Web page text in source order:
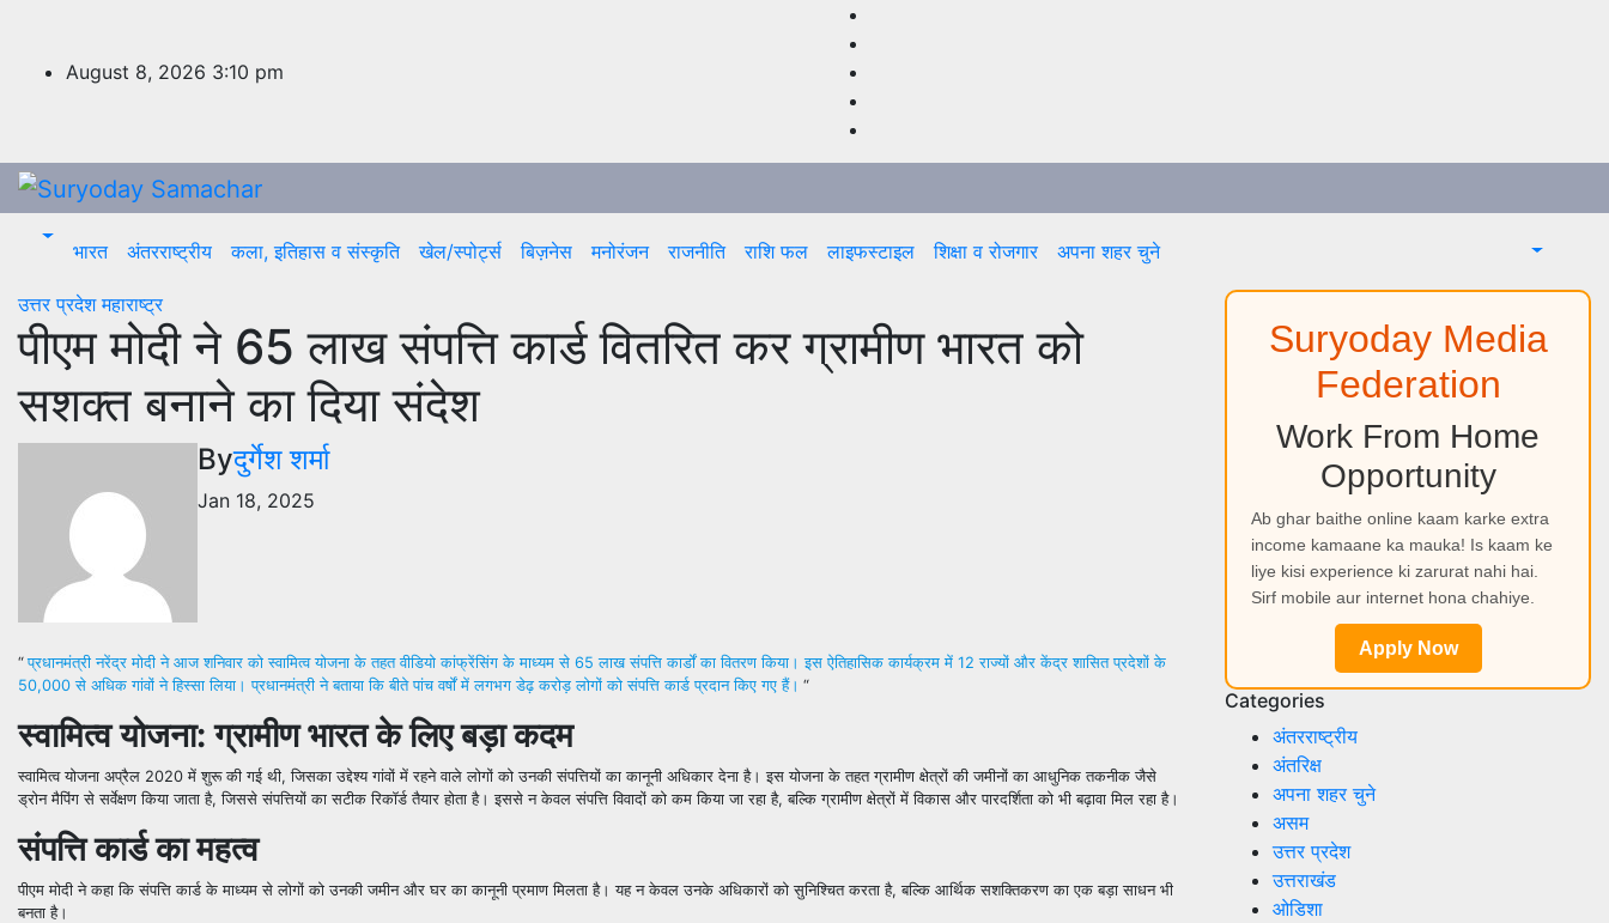
contentAugust 8, 2026 3:10 pm
भारत अंतरराष्ट्रीय कला, इतिहास व संस्कृति खेल/स्पोर्ट्स बिज़नेस मनोरंजन राजनीति राशि फल लाइफस्टाइल शिक्षा व रोजगार अपना शहर चुने
उत्तर प्रदेशमहाराष्ट्र
पीएम मोदी ने 65 लाख संपत्ति कार्ड वितरित कर ग्रामीण भारत को
सशक्त बनाने का दिया संदेश
Byदुर्गेश शर्मा
Jan 18, 2025
“प्रधानमंत्री नरेंद्र मोदी ने आज शनिवार को स्वामित्व योजना के तहत वीडियो कांफ्रेंसिंग के माध्यम से 65 लाख संपत्ति कार्डों का वितरण किया। इस ऐतिहासिक कार्यक्रम में 12 राज्यों और केंद्र शासित प्रदेशों के
50,000 से अधिक गांवों ने हिस्सा लिया। प्रधानमंत्री ने बताया कि बीते पांच वर्षों में लगभग डेढ़ करोड़ लोगों को संपत्ति कार्ड प्रदान किए गए हैं। “
स्वामित्व योजना: ग्रामीण भारत के लिए बड़ा कदम
स्वामित्व योजना अप्रैल 2020 में शुरू की गई थी, जिसका उद्देश्य गांवों में रहने वाले लोगों को उनकी संपत्तियों का कानूनी अधिकार देना है। इस योजना के तहत ग्रामीण क्षेत्रों की जमीनों का आधुनिक तकनीक जैसे
ड्रोन मैपिंग से सर्वेक्षण किया जाता है, जिससे संपत्तियों का सटीक रिकॉर्ड तैयार होता है। इससे न केवल संपत्ति विवादों को कम किया जा रहा है, बल्कि ग्रामीण क्षेत्रों में विकास और पारदर्शिता को भी बढ़ावा मिल रहा है।
संपत्ति कार्ड का महत्व
पीएम मोदी ने कहा कि संपत्ति कार्ड के माध्यम से लोगों को उनकी जमीन और घर का कानूनी प्रमाण मिलता है। यह न केवल उनके अधिकारों को सुनिश्चित करता है, बल्कि आर्थिक सशक्तिकरण का एक बड़ा साधन भी
बनता है।
Suryoday Media
Federation
Work From Home
Opportunity
Ab ghar baithe online kaam karke extra
income kamaane ka mauka! Is kaam ke
liye kisi experience ki zarurat nahi hai.
Sirf mobile aur internet hona chahiye.
Apply Now
Categories
अंतरराष्ट्रीय
अंतरिक्ष
अपना शहर चुने
असम
उत्तर प्रदेश
उत्तराखंड
ओडिशा